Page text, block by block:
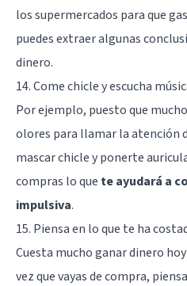
los supermercados para que
puedes extraer algunas
dinero.
14. Come chicle y escucha
Por ejemplo, puesto que
olores para llamar la atención
mascar chicle y ponerte
compras lo que te ayudará a
impulsiva.
15. Piensa en lo que te ha
Cuesta mucho ganar dinero
vez que vayas de compra,